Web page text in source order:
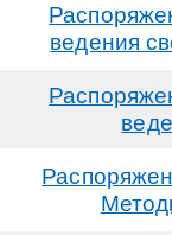
ведения